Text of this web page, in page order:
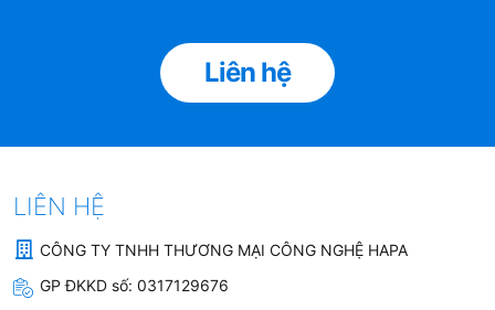
Liên hệ
LIÊN HỆ
CÔNG TY TNHH THƯƠNG MẠI CÔNG NGHỆ HAPA
GP ĐKKD số: 0317129676